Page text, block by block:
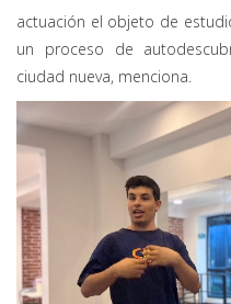
actuación el objeto de
un proceso de
ciudad nueva, menciona.